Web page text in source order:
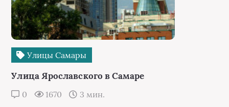
Улицы Самары
Улица Ярославского в Самаре
0 1670 3 мин.